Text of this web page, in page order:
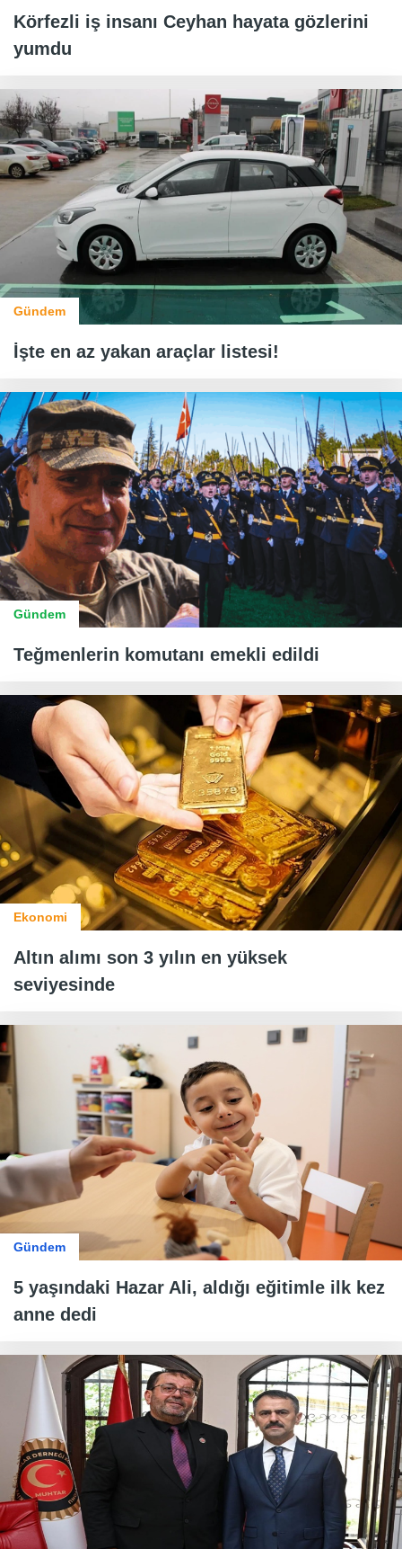
Körfezli iş insanı Ceyhan hayata gözlerini
yumdu
Gündem
İşte en az yakan araçlar listesi!
Gündem
Teğmenlerin komutanı emekli edildi
Ekonomi
Altın alımı son 3 yılın en yüksek
seviyesinde
Gündem
5 yaşındaki Hazar Ali, aldığı eğitimle ilk kez
anne dedi